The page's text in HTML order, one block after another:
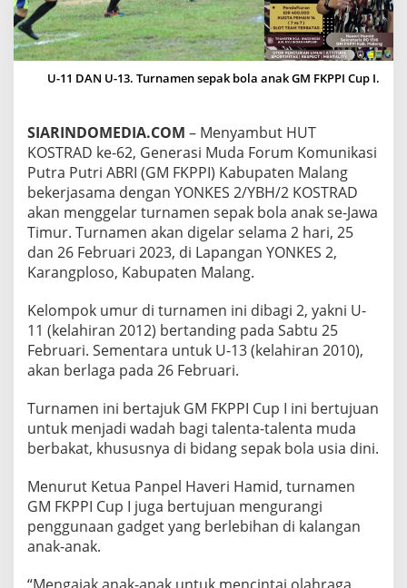
A
N
G
G
E
T
U
R
N
M
E
N
S
E
P
A
K
B
O
A
A
N
A
S
E
-
J
I
U-11 DAN U-13. Turnamen sepak bola anak GM FKPPI Cup I.
SIARINDOMEDIA.COM – Menyambut HUT
KOSTRAD ke-62, Generasi Muda Forum Komunikasi
Putra Putri ABRI (GM FKPPI) Kabupaten Malang
bekerjasama dengan YONKES 2/YBH/2 KOSTRAD
akan menggelar turnamen sepak bola anak se-Jawa
Timur. Turnamen akan digelar selama 2 hari, 25
dan 26 Februari 2023, di Lapangan YONKES 2,
Karangploso, Kabupaten Malang.
Kelompok umur di turnamen ini dibagi 2, yakni U-
11 (kelahiran 2012) bertanding pada Sabtu 25
Februari. Sementara untuk U-13 (kelahiran 2010),
akan berlaga pada 26 Februari.
Turnamen ini bertajuk GM FKPPI Cup I ini bertujuan
untuk menjadi wadah bagi talenta-talenta muda
berbakat, khususnya di bidang sepak bola usia dini.
Menurut Ketua Panpel Haveri Hamid, turnamen
GM FKPPI Cup I juga bertujuan mengurangi
penggunaan gadget yang berlebihan di kalangan
anak-anak.